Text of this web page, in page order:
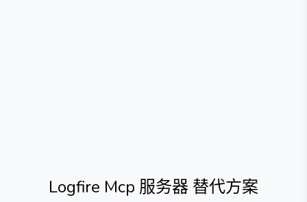
Logfire Mcp 服务器 替代方案